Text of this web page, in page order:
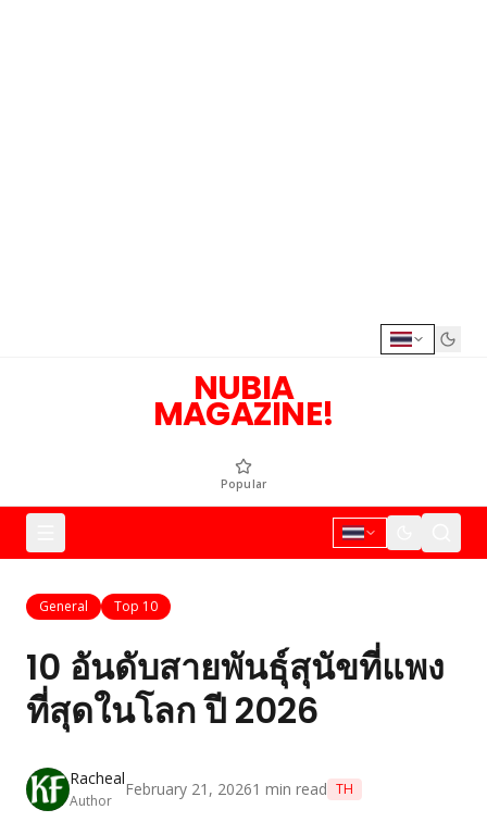
NUBIA
MAGAZINE!
Popular
General Top 10
10 อันดับสายพันธุ์สุนัขที่แพง
ที่สุดในโลก ปี 2026
Racheal
Author
February 21, 20261 min read TH